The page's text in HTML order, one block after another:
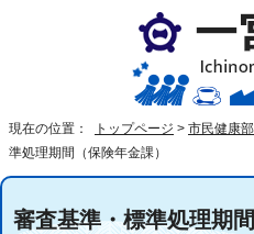
現在の位置： トップページ > 市民健康
準処理期間（保険年金課）
審査基準・標準処理期